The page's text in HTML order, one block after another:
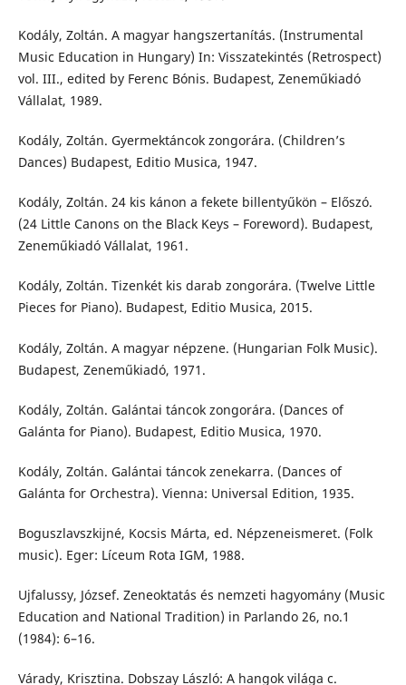
Kodály, Zoltán. A magyar hangszertanítás. (Instrumental
Music Education in Hungary) In: Visszatekintés (Retrospect)
vol. III., edited by Ferenc Bónis. Budapest, Zeneműkiadó
Vállalat, 1989.
Kodály, Zoltán. Gyermektáncok zongorára. (Children’s
Dances) Budapest, Editio Musica, 1947.
Kodály, Zoltán. 24 kis kánon a fekete billentyűkön – Előszó.
(24 Little Canons on the Black Keys – Foreword). Budapest,
Zeneműkiadó Vállalat, 1961.
Kodály, Zoltán. Tizenkét kis darab zongorára. (Twelve Little
Pieces for Piano). Budapest, Editio Musica, 2015.
Kodály, Zoltán. A magyar népzene. (Hungarian Folk Music).
Budapest, Zeneműkiadó, 1971.
Kodály, Zoltán. Galántai táncok zongorára. (Dances of
Galánta for Piano). Budapest, Editio Musica, 1970.
Kodály, Zoltán. Galántai táncok zenekarra. (Dances of
Galánta for Orchestra). Vienna: Universal Edition, 1935.
Boguszlavszkijné, Kocsis Márta, ed. Népzeneismeret. (Folk
music). Eger: Líceum Rota IGM, 1988.
Ujfalussy, József. Zeneoktatás és nemzeti hagyomány (Music
Education and National Tradition) in Parlando 26, no.1
(1984): 6–16.
Várady, Krisztina. Dobszay László: A hangok világa c.